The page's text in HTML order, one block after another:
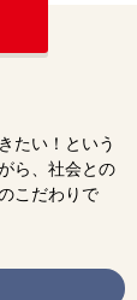
たい！という
ら、社会との
こだわりで